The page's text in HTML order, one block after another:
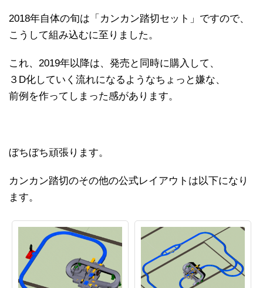
2018年自体の旬は「カンカン踏切セット」ですので、
こうして組み込むに至りました。
これ、2019年以降は、発売と同時に購入して、
３D化していく流れになるようなちょっと嫌な、
前例を作ってしまった感があります。
ぼちぼち頑張ります。
カンカン踏切のその他の公式レイアウトは以下になり
ます。